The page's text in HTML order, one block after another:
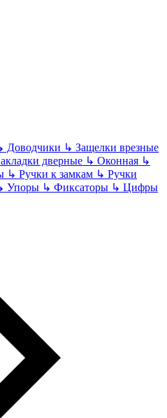
Доводчики ↳ Защелки врезные
дверные ↳ Оконная ↳
↳ Ручки к замкам ↳ Ручки
Упоры ↳ Фиксаторы ↳ Цифры